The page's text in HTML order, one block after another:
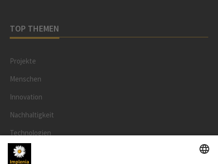
TOP THEMEN
Projekte
Menschen
Innovation
Nachhaltigkeit
Technologien
Sicherheit